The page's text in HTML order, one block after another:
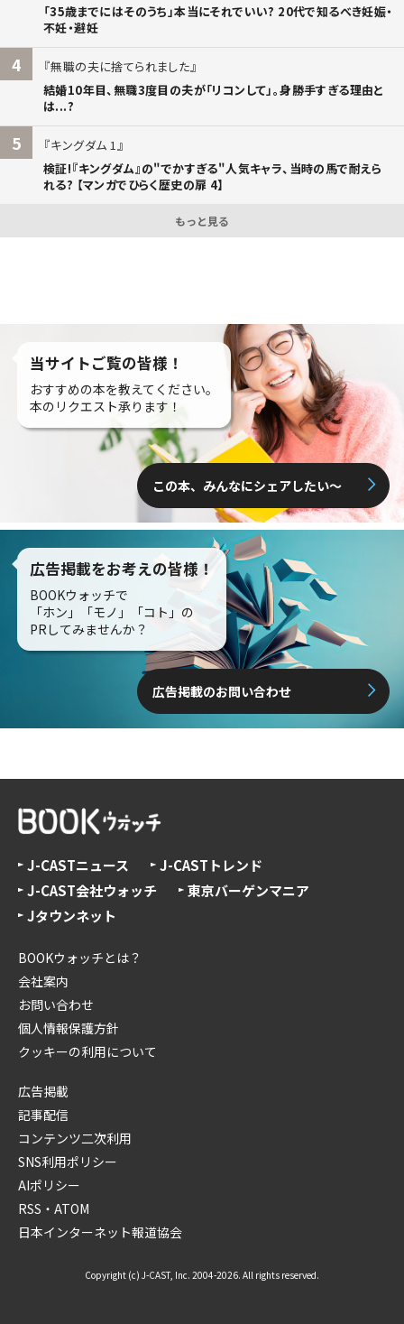
「35歳までにはそのうち」本当にそれでいい? 20代で知るべき妊娠・
不妊・避妊
4
無職の夫に捨てられました
結婚10年目、無職3度目の夫が「リコンして」。身勝手すぎる理由と
は...?
5
キングダム 1
検証!『キングダム』の"でかすぎる"人気キャラ、当時の馬で耐えら
れる? 【マンガでひらく歴史の扉 4】
もっと見る
当サイトご覧の皆様！
おすすめの本を教えてください。
本のリクエスト承ります！
この本、みんなにシェアしたい〜
広告掲載をお考えの皆様！
BOOKウォッチで
「ホン」「モノ」「コト」の
PRしてみませんか？
広告掲載のお問い合わせ
J-CASTニュース
J-CASTトレンド
J-CAST会社ウォッチ
東京バーゲンマニア
Jタウンネット
BOOKウォッチとは？
会社案内
お問い合わせ
個人情報保護方針
クッキーの利用について
広告掲載
記事配信
コンテンツ二次利用
SNS利用ポリシー
AIポリシー
RSS・ATOM
日本インターネット報道協会
Copyright (c) J-CAST, Inc. 2004-2026. All rights reserved.